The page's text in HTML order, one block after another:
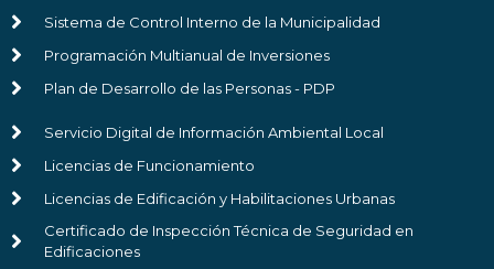
Sistema de Control Interno de la Municipalidad
Programación Multianual de Inversiones
Plan de Desarrollo de las Personas - PDP
Servicio Digital de Información Ambiental Local
Licencias de Funcionamiento
Licencias de Edificación y Habilitaciones Urbanas
Certificado de Inspección Técnica de Seguridad en
Edificaciones